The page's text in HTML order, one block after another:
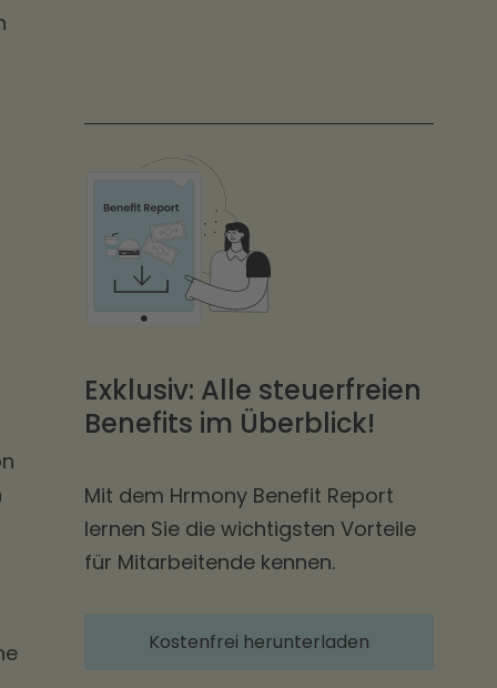
Exklusiv: Alle steuerfreien
Benefits im Überblick!
Mit dem Hrmony Benefit Report
lernen Sie die wichtigsten Vorteile
für Mitarbeitende kennen.
Kostenfrei herunterladen